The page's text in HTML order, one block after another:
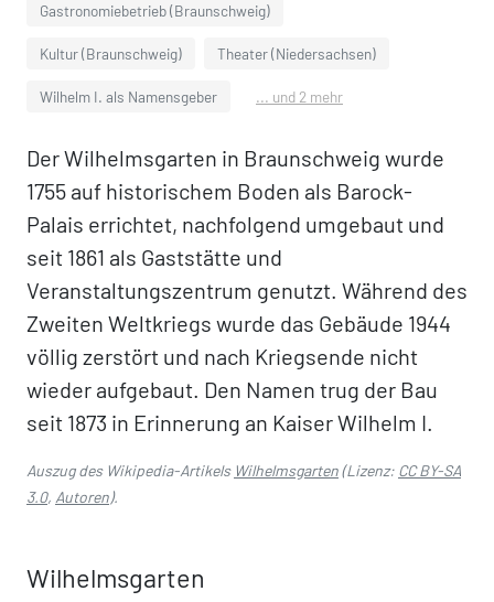
Gastronomiebetrieb (Braunschweig)
Kultur (Braunschweig) Theater (Niedersachsen)
Wilhelm I. als Namensgeber ... und 2 mehr
Der Wilhelmsgarten in Braunschweig wurde
1755 auf historischem Boden als Barock-
Palais errichtet, nachfolgend umgebaut und
seit 1861 als Gaststätte und
Veranstaltungszentrum genutzt. Während des
Zweiten Weltkriegs wurde das Gebäude 1944
völlig zerstört und nach Kriegsende nicht
wieder aufgebaut. Den Namen trug der Bau
seit 1873 in Erinnerung an Kaiser Wilhelm I.
Auszug des Wikipedia-Artikels Wilhelmsgarten(Lizenz: CC BY-SA
3.0, Autoren).
Wilhelmsgarten